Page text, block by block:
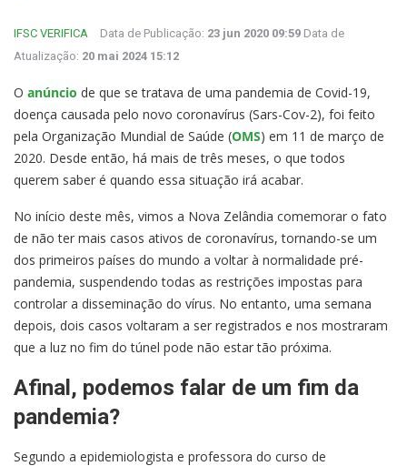
IFSC VERIFICA Data de Publicação: 23 jun 2020 09:59 Data de
Atualização: 20 mai 2024 15:12
O anúncio de que se tratava de uma pandemia de Covid-19,
doença causada pelo novo coronavírus (Sars-Cov-2), foi feito
pela Organização Mundial de Saúde (OMS) em 11 de março de
2020. Desde então, há mais de três meses, o que todos
querem saber é quando essa situação irá acabar.
No início deste mês, vimos a Nova Zelândia comemorar o fato
de não ter mais casos ativos de coronavírus, tornando-se um
dos primeiros países do mundo a voltar à normalidade pré-
pandemia, suspendendo todas as restrições impostas para
controlar a disseminação do vírus. No entanto, uma semana
depois, dois casos voltaram a ser registrados e nos mostraram
que a luz no fim do túnel pode não estar tão próxima.
Afinal, podemos falar de um fim da
pandemia?
Segundo a epidemiologista e professora do curso de